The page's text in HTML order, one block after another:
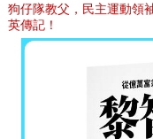
狗仔隊教父，民主運動領
英傳記！